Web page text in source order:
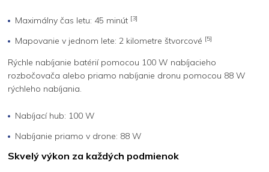
Maximálny čas letu: 45 minút [3]
Mapovanie v jednom lete: 2 kilometre štvorcové [5]
Rýchle nabíjanie batérií pomocou 100 W nabíjacieho
rozbočovača alebo priamo nabíjanie dronu pomocou 88 W
rýchleho nabíjania.
Nabíjací hub: 100 W
Nabíjanie priamo v drone: 88 W
Skvelý výkon za každých podmienok